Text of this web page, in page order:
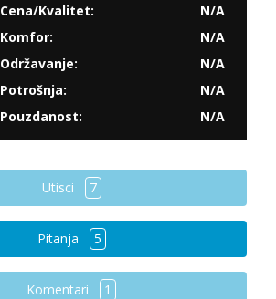
Cena/Kvalitet:
N/A
Komfor:
N/A
Održavanje:
N/A
Potrošnja:
N/A
Pouzdanost:
N/A
Utisci 7
Pitanja 5
Komentari 1